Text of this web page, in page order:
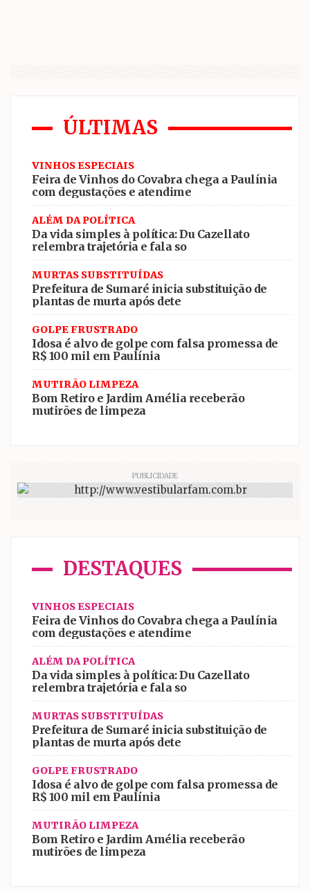
ÚLTIMAS
VINHOS ESPECIAIS
Feira de Vinhos do Covabra chega a Paulínia
com degustações e atendime
ALÉM DA POLÍTICA
Da vida simples à política: Du Cazellato
relembra trajetória e fala so
MURTAS SUBSTITUÍDAS
Prefeitura de Sumaré inicia substituição de
plantas de murta após dete
GOLPE FRUSTRADO
Idosa é alvo de golpe com falsa promessa de
R$ 100 mil em Paulínia
MUTIRÃO LIMPEZA
Bom Retiro e Jardim Amélia receberão
mutirões de limpeza
PUBLICIDADE
DESTAQUES
VINHOS ESPECIAIS
Feira de Vinhos do Covabra chega a Paulínia
com degustações e atendime
ALÉM DA POLÍTICA
Da vida simples à política: Du Cazellato
relembra trajetória e fala so
MURTAS SUBSTITUÍDAS
Prefeitura de Sumaré inicia substituição de
plantas de murta após dete
GOLPE FRUSTRADO
Idosa é alvo de golpe com falsa promessa de
R$ 100 mil em Paulínia
MUTIRÃO LIMPEZA
Bom Retiro e Jardim Amélia receberão
mutirões de limpeza